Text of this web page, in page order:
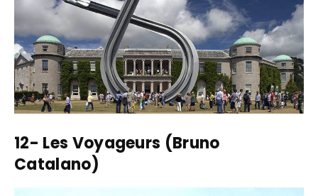
12- Les Voyageurs (Bruno
Catalano)